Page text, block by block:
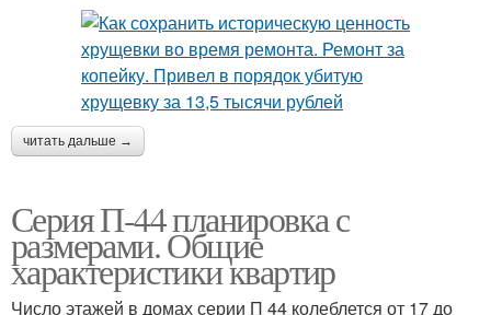
читать дальше →
Серия П-44 планировка с
размерами. Общие
характеристики квартир
Число этажей в домах серии П 44 колеблется от 17 до